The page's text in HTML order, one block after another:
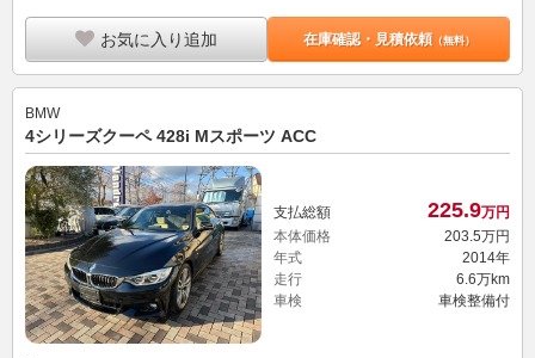
お気に入り追加 在庫確認・見積依頼（無料）
BMW
4シリーズクーペ 428i Mスポーツ ACC
支払総額 225.9万円
本体価格
203.5万円
年式
2014年
走行
6.6万km
車検
車検整備付